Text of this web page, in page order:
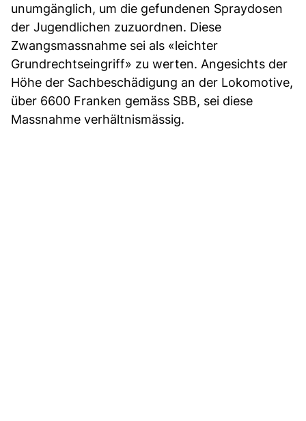
unumgänglich, um die gefundenen Spraydosen
der Jugendlichen zuzuordnen. Diese
Zwangsmassnahme sei als «leichter
Grundrechtseingriff» zu werten. Angesichts der
Höhe der Sachbeschädigung an der Lokomotive,
über 6600 Franken gemäss SBB, sei diese
Massnahme verhältnismässig.